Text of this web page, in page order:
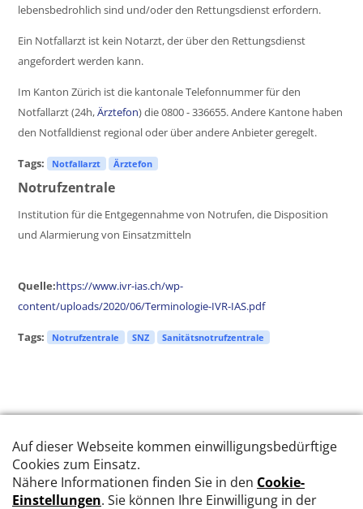
lebensbedrohlich sind und/oder den Rettungsdienst erfordern.
Ein Notfallarzt ist kein Notarzt, der über den Rettungsdienst
angefordert werden kann.
Im Kanton Zürich ist die kantonale Telefonnummer für den
Notfallarzt (24h,Ärztefon) die 0800 - 336655. Andere Kantone haben
den Notfalldienst regional oder über andere Anbieter geregelt.
Tags: Notfallarzt Ärztefon
Notrufzentrale
Institution für die Entgegennahme von Notrufen, die Disposition
und Alarmierung von Einsatzmitteln
Quelle:https://www.ivr-ias.ch/wp-
content/uploads/2020/06/Terminologie-IVR-IAS.pdf
Tags: Notrufzentrale SNZ Sanitätsnotrufzentrale
Blöcke
Blöcke
Blöcke
https://www.ms-w.ch info@ms-w.net
+41
32 510 75 67‬